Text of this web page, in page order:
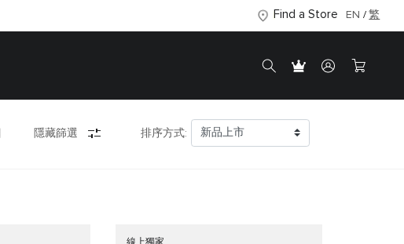
Find a Store EN 繁
隱藏篩選 排序方式: